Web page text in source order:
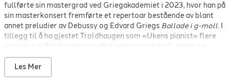
fullførte sin mastergrad ved Griegakademiet i 2023, hvor han på
sin masterkonsert fremførte et repertoar bestående av blant
annet preludier av Debussy og Edvard Griegs Ballade i g-moll. I
tillegg til å ha gjestet Troldhaugen som «Ukens pianist» flere
ganger, har Bordal gjennomført en konsertturné i Japan og
opptrer årlig som solist under Holbergprisens arrangementer.
Les Mer